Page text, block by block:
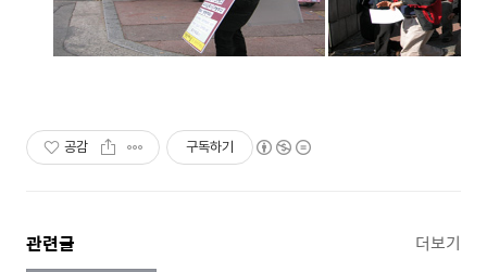
공감 구독하기
관련글 더보기